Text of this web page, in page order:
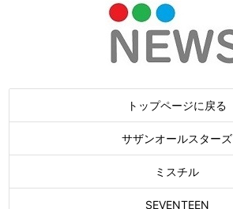
トップページに戻る
サザンオールスターズ
ミスチル
SEVENTEEN